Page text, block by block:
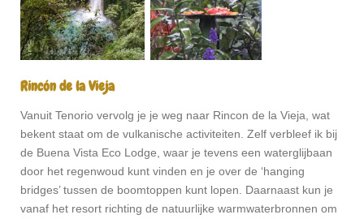
Rincón de la Vieja
Vanuit Tenorio vervolg je je weg naar Rincon de la Vieja, wat
bekent staat om de vulkanische activiteiten. Zelf verbleef ik bij
de Buena Vista Eco Lodge, waar je tevens een waterglijbaan
door het regenwoud kunt vinden en je over de ‘hanging
bridges’ tussen de boomtoppen kunt lopen. Daarnaast kun je
vanaf het resort richting de natuurlijke warmwaterbronnen om